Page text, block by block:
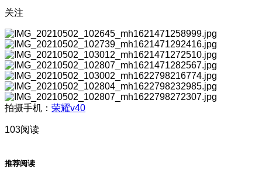
关注
拍摄手机： 荣耀v40
103阅读
推荐阅读